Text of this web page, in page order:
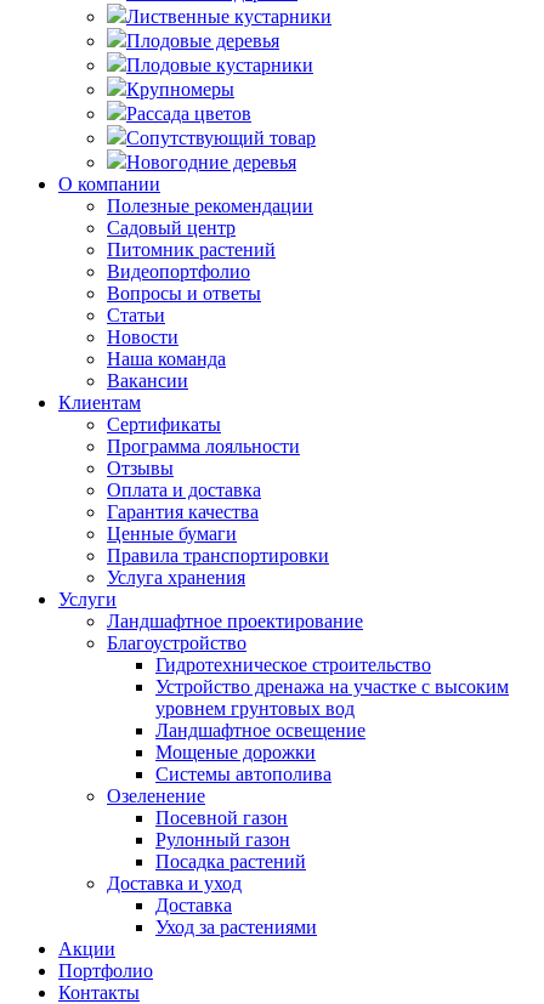
Лиственные кустарники
Плодовые деревья
Плодовые кустарники
Крупномеры
Рассада цветов
Сопутствующий товар
Новогодние деревья
О компании
Полезные рекомендации
Садовый центр
Питомник растений
Видеопортфолио
Вопросы и ответы
Статьи
Новости
Наша команда
Вакансии
Клиентам
Сертификаты
Программа лояльности
Отзывы
Оплата и доставка
Гарантия качества
Ценные бумаги
Правила транспортировки
Услуга хранения
Услуги
Ландшафтное проектирование
Благоустройство
Гидротехническое строительство
Устройство дренажа на участке с высоким
уровнем грунтовых вод
Ландшафтное освещение
Мощеные дорожки
Системы автополива
Озеленение
Посевной газон
Рулонный газон
Посадка растений
Доставка и уход
Доставка
Уход за растениями
Акции
Портфолио
Контакты